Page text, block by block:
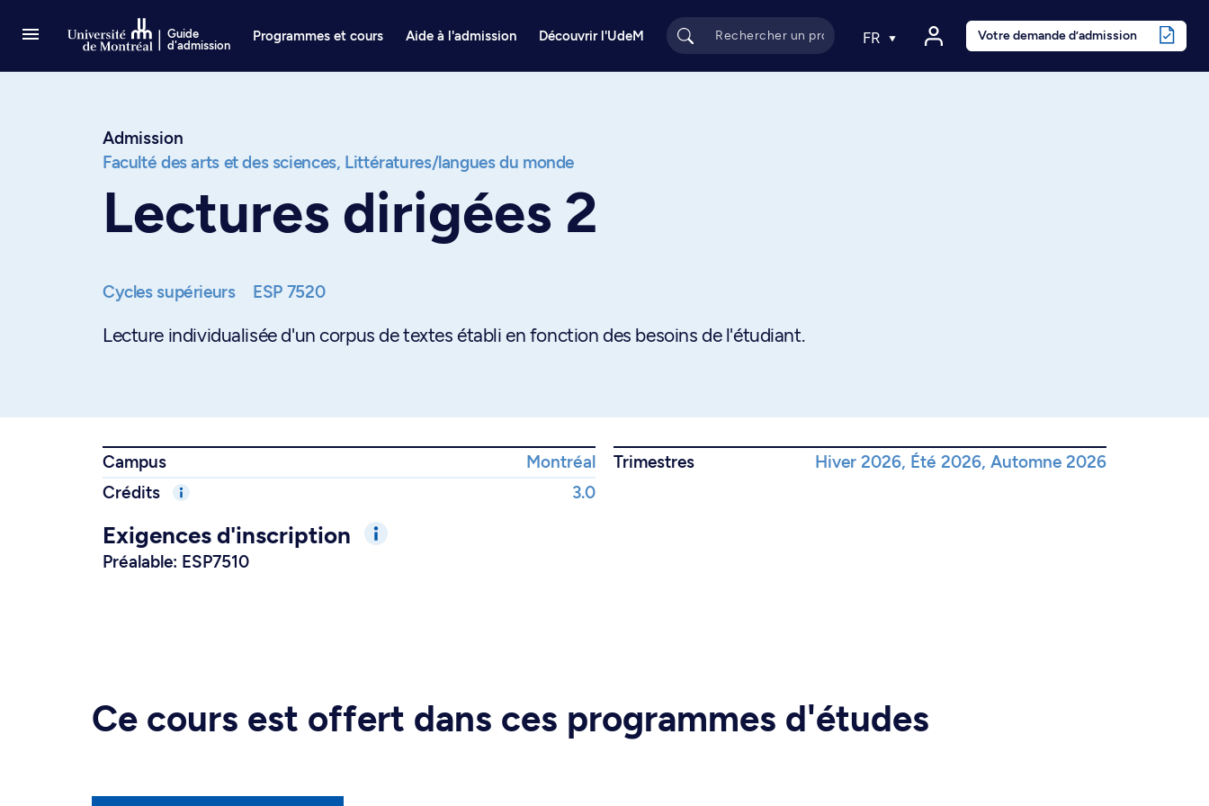
Guide
d'admission
Programmes et cours Aide à l'admission Découvrir l'UdeM FR Votre demande d’admission
Admission
Faculté des arts et des sciences, Littératures/langues du monde
Lectures dirigées 2
Cycles supérieurs ESP 7520
Lecture individualisée d'un corpus de textes établi en fonction des besoins de l'étudiant.
Campus Montréal Trimestres
Hiver 2026, Été 2026, Automne 2026
Crédits
3.0
Exigences d'inscription
Préalable: ESP7510
Ce cours est offert dans ces programmes d'études